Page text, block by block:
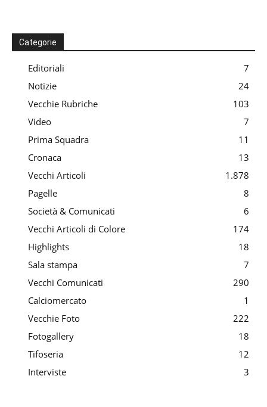
Categorie
Editoriali
7
Notizie
24
Vecchie Rubriche
103
Video
7
Prima Squadra
11
Cronaca
13
Vecchi Articoli
1.878
Pagelle
8
Società & Comunicati
6
Vecchi Articoli di Colore
174
Highlights
18
Sala stampa
7
Vecchi Comunicati
290
Calciomercato
1
Vecchie Foto
222
Fotogallery
18
Tifoseria
12
Interviste
3